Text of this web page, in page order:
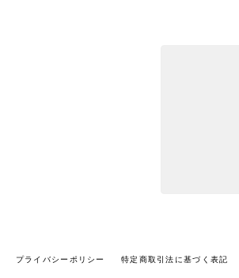
プライバシーポリシー 特定商取引法に基づく表記